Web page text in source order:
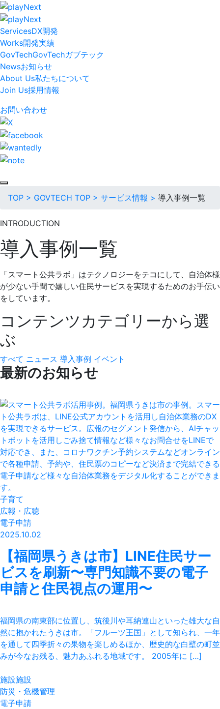
ServicesDX開発
Works開発実績
GovTechGovTechガブテック
Newsお知らせ
About Us私たちについて
Join Us採用情報
お問い合わせ
TOP > GOVTECH TOP > サービス情報 > 導入事例一覧
INTRODUCTION
導入事例一覧
「スマート公共ラボ」はテクノロジーをテコにして、自治体様
が少ない手間で嬉しい住民サービスを実現するためのお手伝い
をしています。
コンテンツカテゴリーから選
ぶ
すべて ニュース 導入事例 イベント
最新のお知らせ
子育て
広報・広聴
電子申請
2025.10.02
【福岡県うきは市】LINE住民サー
ビスを刷新〜専門知識不要の電子
申請と住民視点の運用〜
福岡県の南東部に位置し、筑後川や耳納連山といった雄大な自
然に抱かれたうきは市。「フルーツ王国」として知られ、一年
を通して四季折々の果物を楽しめるほか、歴史的な白壁の町並
みが今なお残る、魅力あふれる地域です。 2005年に […]
施設施設
防災・危機管理
電子申請